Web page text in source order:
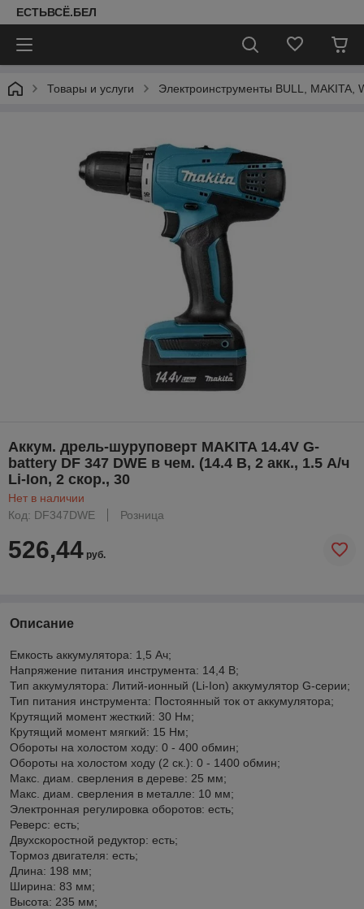
ЕСТЬВСЁ.БЕЛ
Товары и услуги Электроинструменты BULL,
Аккум. дрель-шуруповерт MAKITA 14.4V G-
battery DF 347 DWE в чем. (14.4 В, 2 акк., 1.5 А/ч
Li-Ion, 2 скор., 30
Нет в наличии
Код: DF347DWE
Розница
526,44 руб.
Описание
Емкость аккумулятора: 1,5 Ач;
Напряжение питания инструмента: 14,4 В;
Тип аккумулятора: Литий-ионный (Li-Ion) аккумулятор G-серии;
Тип питания инструмента: Постоянный ток от аккумулятора;
Крутящий момент жесткий: 30 Нм;
Крутящий момент мягкий: 15 Нм;
Обороты на холостом ходу: 0 - 400 обмин;
Обороты на холостом ходу (2 ск.): 0 - 1400 обмин;
Макс. диам. сверления в дереве: 25 мм;
Макс. диам. сверления в металле: 10 мм;
Электронная регулировка оборотов: есть;
Реверс: есть;
Двухскоростной редуктор: есть;
Тормоз двигателя: есть;
Длина: 198 мм;
Ширина: 83 мм;
Высота: 235 мм;